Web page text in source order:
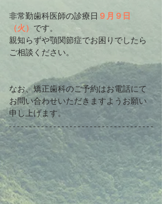
非常勤歯科医師の診療日 ９月９日
（火） です。
親知らずや顎関節症でお困りでしたら
ご相談ください。
なお、矯正歯科のご予約はお電話にて
お問い合わせいただきますようお願い
申し上げます。